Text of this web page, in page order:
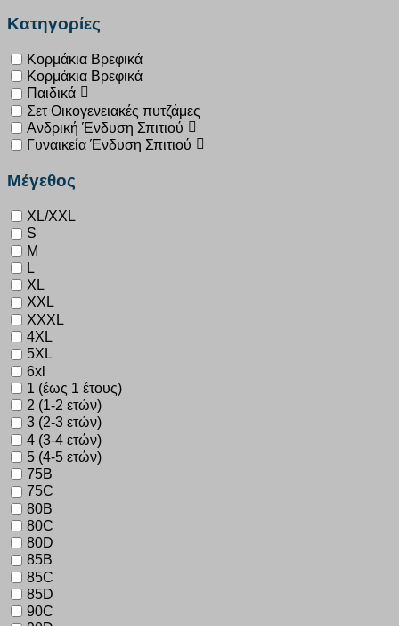
Κατηγορίες
Κορμάκια Βρεφικά
Κορμάκια Βρεφικά
Παιδικά
Σετ Οικογενειακές πυτζάμες
Ανδρική Ένδυση Σπιτιού
Γυναικεία Ένδυση Σπιτιού
Μέγεθος
XL/XXL
S
M
L
XL
XXL
XXXL
4XL
5XL
6xl
1 (έως 1 έτους)
2 (1-2 ετών)
3 (2-3 ετών)
4 (3-4 ετών)
5 (4-5 ετών)
75B
75C
80B
80C
80D
85B
85C
85D
90C